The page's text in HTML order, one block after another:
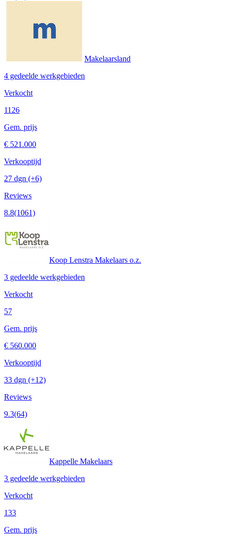
Makelaarsland
4 gedeelde werkgebieden
Verkocht
1126
Gem. prijs
€ 521.000
Verkooptijd
27 dgn (+6)
Reviews
8.8(1061)
Koop Lenstra Makelaars o.z.
3 gedeelde werkgebieden
Verkocht
57
Gem. prijs
€ 560.000
Verkooptijd
33 dgn (+12)
Reviews
9.3(64)
Kappelle Makelaars
3 gedeelde werkgebieden
Verkocht
133
Gem. prijs